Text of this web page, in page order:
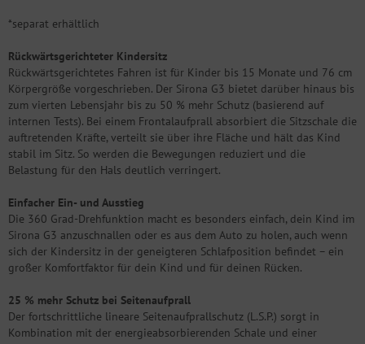
*separat erhältlich
Rückwärtsgerichteter Kindersitz
Rückwärtsgerichtetes Fahren ist für Kinder bis 15 Monate und 76 cm
Körpergröße vorgeschrieben. Der Sirona G3 bietet darüber hinaus bis
zum vierten Lebensjahr bis zu 50 % mehr Schutz (basierend auf
internen Tests). Bei einem Frontalaufprall absorbiert die Sitzschale die
auftretenden Kräfte, verteilt sie über ihre Fläche und hält das Kind
stabil im Sitz. So werden die Bewegungen reduziert und die
Belastung für den Hals deutlich verringert.
Einfacher Ein- und Ausstieg
Die 360 Grad-Drehfunktion macht es besonders einfach, dein Kind im
Sirona G3 anzuschnallen oder es aus dem Auto zu holen, auch wenn
sich der Kindersitz in der geneigteren Schlafposition befindet – ein
großer Komfortfaktor für dein Kind und für deinen Rücken.
25 % mehr Schutz bei Seitenaufprall
Der fortschrittliche lineare Seitenaufprallschutz (L.S.P.) sorgt in
Kombination mit der energieabsorbierenden Schale und einer